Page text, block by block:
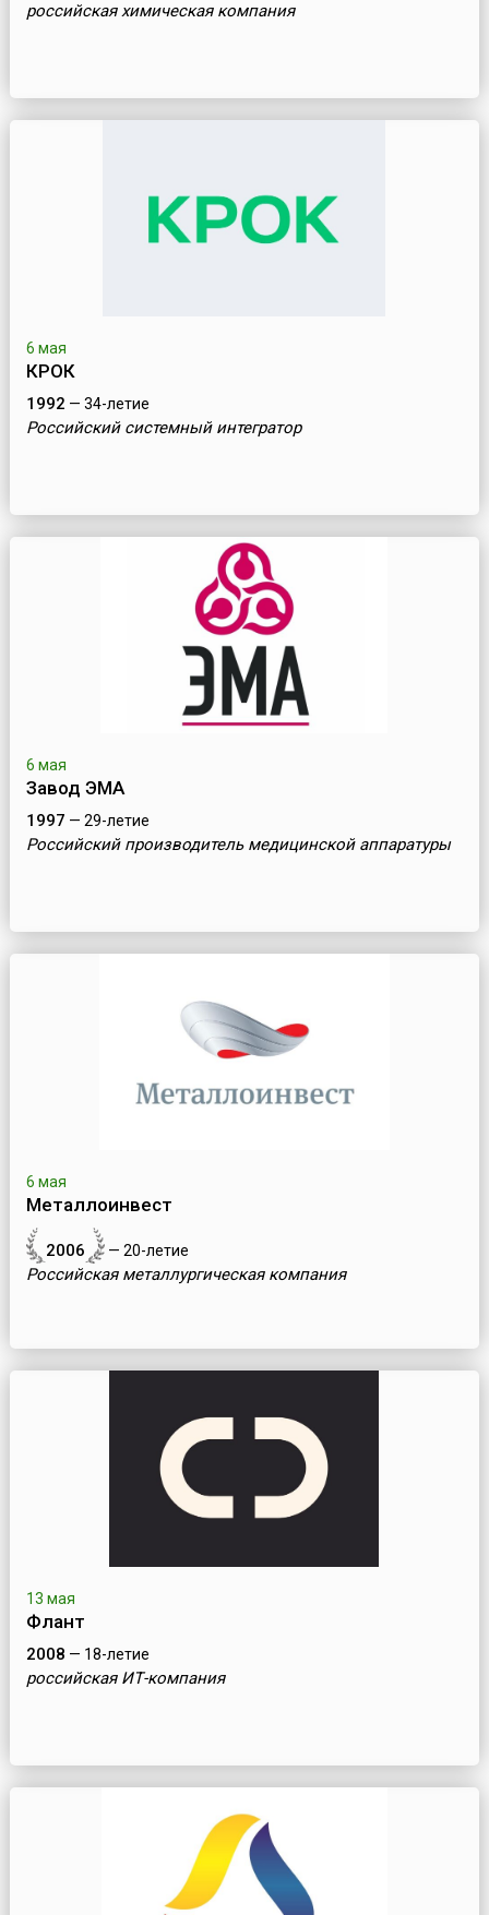
российская химическая компания
6 мая
КРОК
1992 — 34-летие
Российский системный интегратор
6 мая
Завод ЭМА
1997 — 29-летие
Российский производитель медицинской аппаратуры
6 мая
Металлоинвест
2006 — 20-летие
Российская металлургическая компания
13 мая
Флант
2008 — 18-летие
российская ИТ-компания